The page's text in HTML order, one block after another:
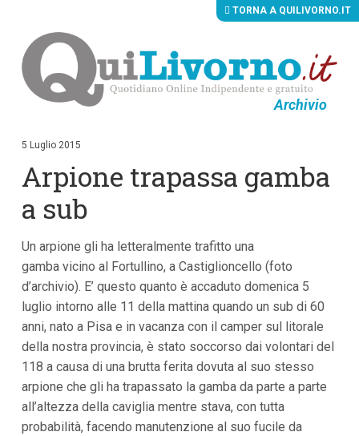
Archivio
i
c
n
t
n
u
t
i
p
i
n
p
l
i
TORNA A QUILIVORNO.IT
5 Luglio 2015
Arpione trapassa gamba
a sub
Un arpione gli ha letteralmente trafitto una
gamba vicino al Fortullino, a Castiglioncello (foto
d’archivio). E’ questo quanto è accaduto domenica 5
luglio intorno alle 11 della mattina quando un sub di 60
anni, nato a Pisa e in vacanza con il camper sul litorale
della nostra provincia, è stato soccorso dai volontari del
118 a causa di una brutta ferita dovuta al suo stesso
arpione che gli ha trapassato la gamba da parte a parte
all’altezza della caviglia mentre stava, con tutta
probabilità, facendo manutenzione al suo fucile da